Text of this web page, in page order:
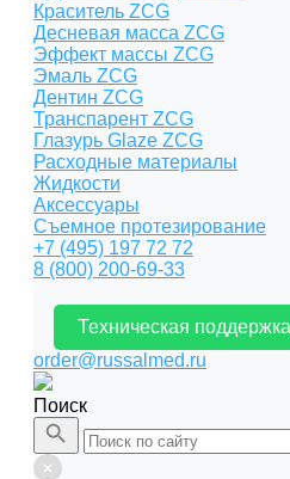
Краситель ZCG
Десневая масса ZCG
Эффект массы ZCG
Эмаль ZCG
Дентин ZCG
Транспарент ZCG
Глазурь Glaze ZCG
Расходные материалы
Жидкости
Аксессуары
Съемное протезирование
+7 (495) 197 72 72
8 (800) 200-69-33
Техническая
order@russalmed.ru
Поиск